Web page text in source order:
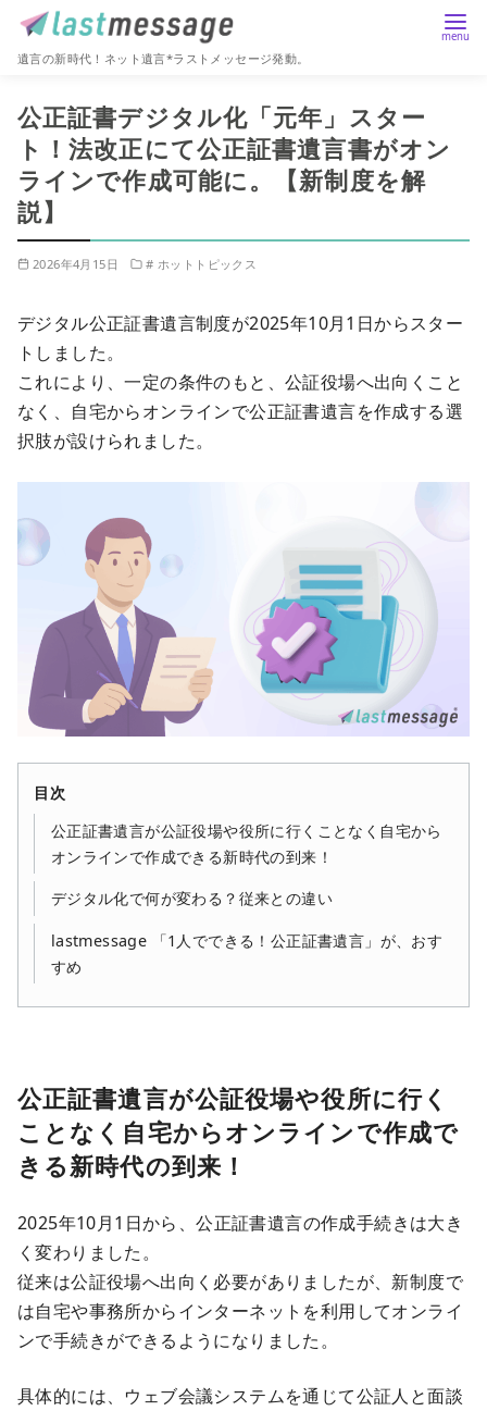
遺言の新時代！ネット遺言*ラストメッセージ発動。
公正証書デジタル化「元年」スター
ト！法改正にて公正証書遺言書がオン
ラインで作成可能に。【新制度を解
説】
2026年4月15日 # ホットトピックス
デジタル公正証書遺言制度が2025年10月1日からスター
トしました。
これにより、一定の条件のもと、公証役場へ出向くこと
なく、自宅からオンラインで公正証書遺言を作成する選
択肢が設けられました。
目次
公正証書遺言が公証役場や役所に行くことなく自宅から
オンラインで作成できる新時代の到来！
デジタル化で何が変わる？従来との違い
lastmessage 「1人でできる！公正証書遺言」が、おす
すめ
公正証書遺言が公証役場や役所に行く
ことなく自宅からオンラインで作成で
きる新時代の到来！
2025年10月1日から、公正証書遺言の作成手続きは大き
く変わりました。
従来は公証役場へ出向く必要がありましたが、新制度で
は自宅や事務所からインターネットを利用してオンライ
ンで手続きができるようになりました。
具体的には、ウェブ会議システムを通じて公証人と面談